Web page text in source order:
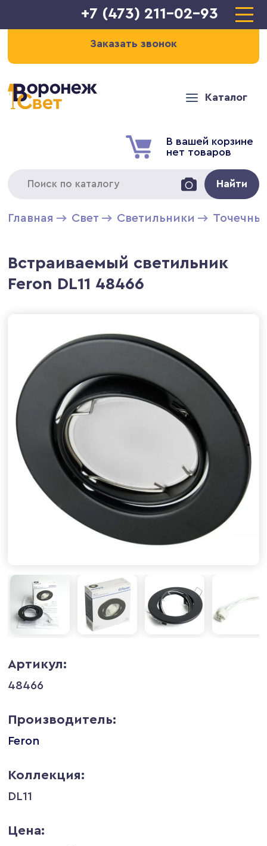
+7 (473) 211-02-93
Заказать звонок
Каталог
В вашей корзине
нет товаров
Найти
Главная Свет Светильники
Встраиваемый светильник
Feron DL11 48466
Артикул:
48466
Производитель:
Feron
Коллекция:
DL11
Цена: